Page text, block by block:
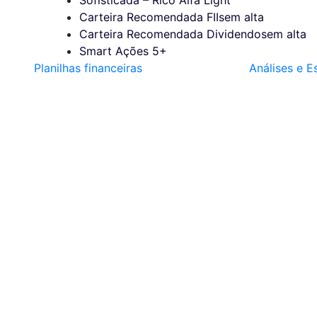
Carteira Recomendada FIIsem alta
Carteira Recomendada Dividendosem alta
Smart Ações 5+
Planilhas financeiras Análises e